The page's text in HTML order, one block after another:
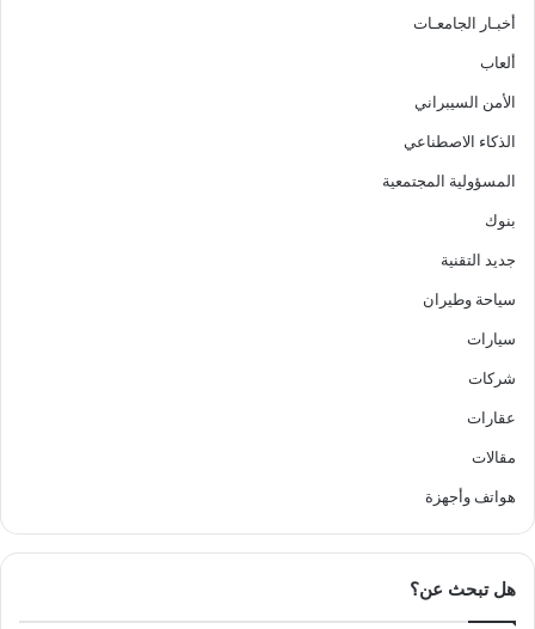
أخبـار الجامعـات
ألعاب
الأمن السيبراني
الذكاء الاصطناعي
المسؤولية المجتمعية
بنوك
جديد التقنية
سياحة وطيران
سيارات
شركات
عقارات
مقالات
هواتف وأجهزة
هل تبحث عن؟